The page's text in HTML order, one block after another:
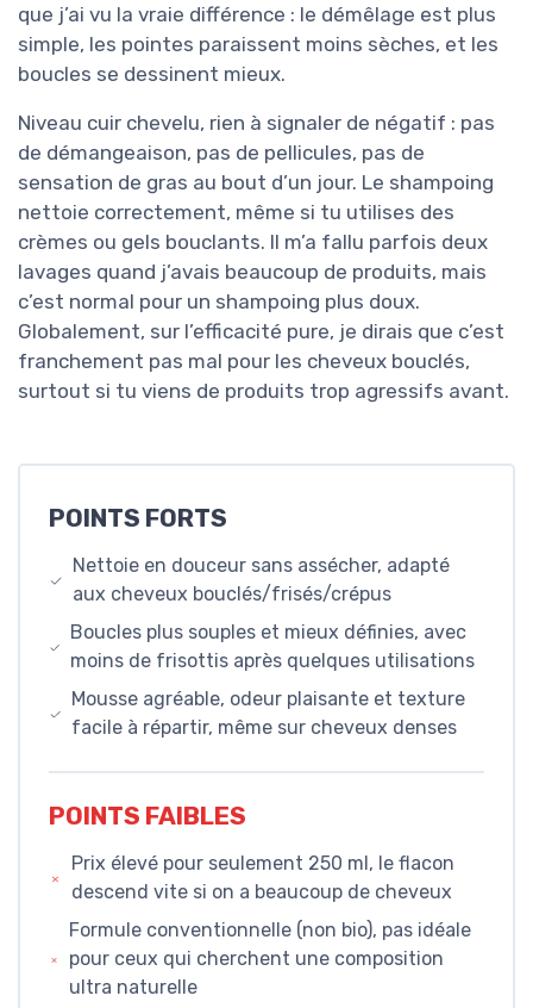
que j’ai vu la vraie différence : le démêlage est plus
simple, les pointes paraissent moins sèches, et les
boucles se dessinent mieux.
Niveau cuir chevelu, rien à signaler de négatif : pas
de démangeaison, pas de pellicules, pas de
sensation de gras au bout d’un jour. Le shampoing
nettoie correctement, même si tu utilises des
crèmes ou gels bouclants. Il m’a fallu parfois deux
lavages quand j’avais beaucoup de produits, mais
c’est normal pour un shampoing plus doux.
Globalement, sur l’efficacité pure, je dirais que c’est
franchement pas mal pour les cheveux bouclés,
surtout si tu viens de produits trop agressifs avant.
POINTS FORTS
Nettoie en douceur sans assécher, adapté
aux cheveux bouclés/frisés/crépus
Boucles plus souples et mieux définies, avec
moins de frisottis après quelques utilisations
Mousse agréable, odeur plaisante et texture
facile à répartir, même sur cheveux denses
POINTS FAIBLES
Prix élevé pour seulement 250 ml, le flacon
descend vite si on a beaucoup de cheveux
Formule conventionnelle (non bio), pas idéale
pour ceux qui cherchent une composition
ultra naturelle